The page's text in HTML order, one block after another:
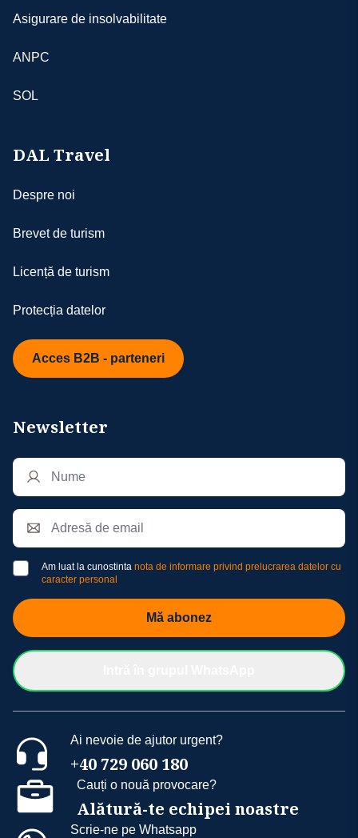
Asigurare de insolvabilitate
ANPC
SOL
DAL Travel
Despre noi
Brevet de turism
Licență de turism
Protecția datelor
Acces B2B - parteneri
Newsletter
Am luat la cunostinta nota de informare privind prelucrarea datelor cu
caracter personal
Mă abonez
Ai nevoie de ajutor urgent?
+40 729 060 180
Cauți o nouă provocare?
Alătură-te echipei noastre
Scrie-ne pe Whatsapp